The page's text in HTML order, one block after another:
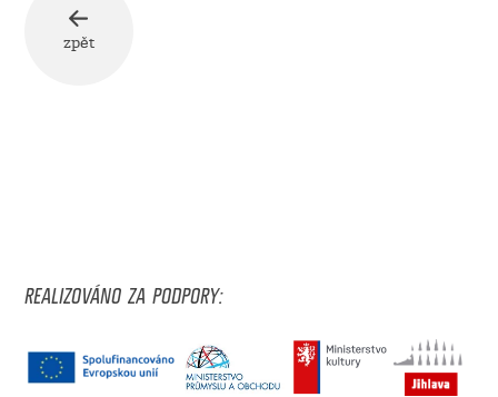
zpět
REALIZOVÁNO ZA PODPORY: